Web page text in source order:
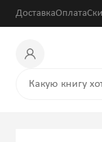
ДоставкаОплата